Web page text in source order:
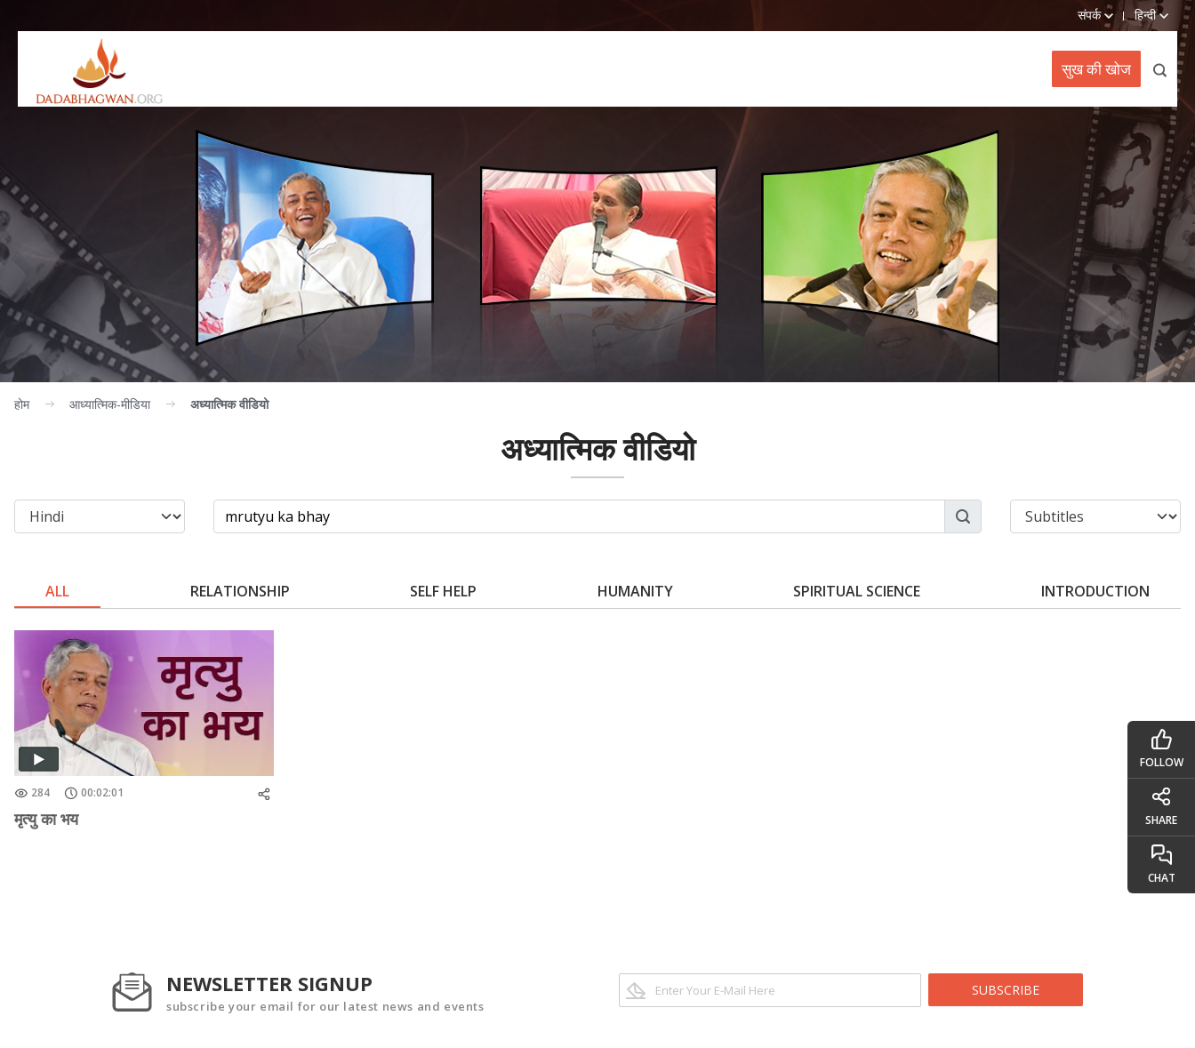
संपर्क हिन्दी
सुख की खोज
होम आध्यात्मिक-मीडिया अध्यात्मिक वीडियो
अध्यात्मिक वीडियो
ALL RELATIONSHIP SELF HELP HUMANITY SPIRITUAL SCIENCE INTRODUCTION
284 00:02:01
मृत्यु का भय
NEWSLETTER SIGNUP
subscribe your email for our latest news and events
SUBSCRIBE
FOLLOW
SHARE
CHAT